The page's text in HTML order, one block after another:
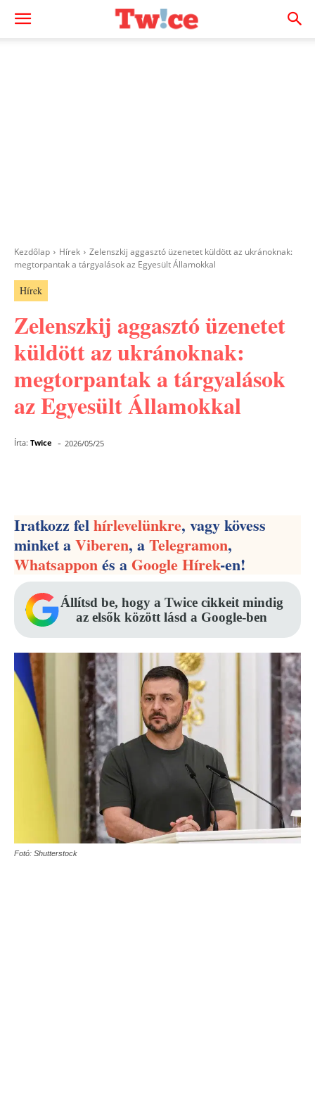
Kezdőlap Hírek
Zelenszkij aggasztó üzenetet küldött az ukránoknak:
megtorpantak a tárgyalások az Egyesült Államokkal
Hírek
Zelenszkij aggasztó üzenetet
küldött az ukránoknak:
megtorpantak a tárgyalások
az Egyesült Államokkal
Írta: Twice - 2026/05/25
Iratkozz felhírlevelünkre, vagy kövess
minket aViberen, aTelegramon,
Whatsapponés aGoogle Hírek-en!
Állítsd be, hogy a Twice cikkeit mindig
az elsők között lásd a Google-ben
Fotó: Shutterstock